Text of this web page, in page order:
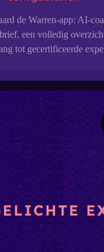
de Warren-app: AI-
een volledig
tot gecertificeerde